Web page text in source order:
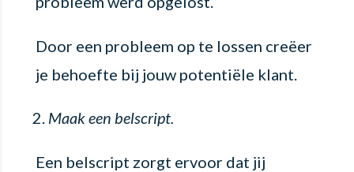
Door een probleem op te lossen creëer
je behoefte bij jouw potentiële klant.
Maak een belscript.
Een belscript zorgt ervoor dat jij